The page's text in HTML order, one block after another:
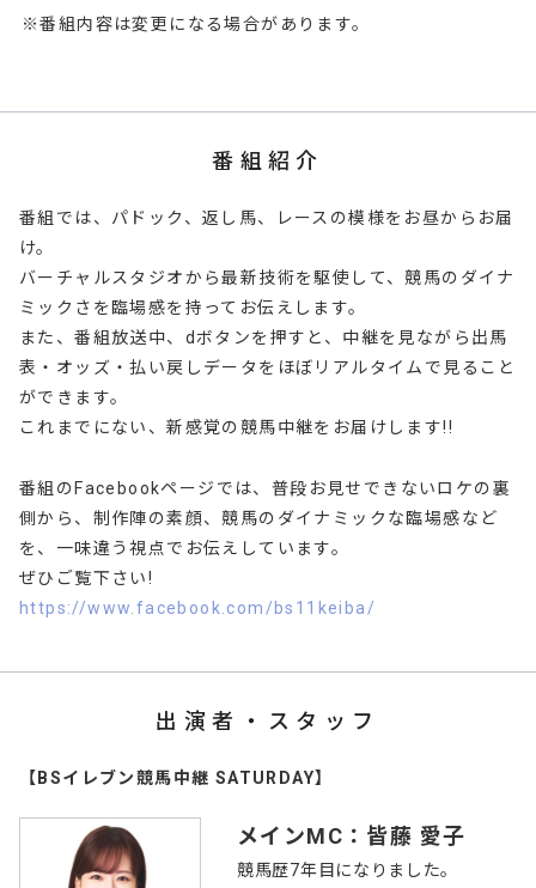
※番組内容は変更になる場合があります。
番組紹介
番組では、パドック、返し馬、レースの模様をお昼からお届
け。
バーチャルスタジオから最新技術を駆使して、競馬のダイナ
ミックさを臨場感を持ってお伝えします。
また、番組放送中、dボタンを押すと、中継を見ながら出馬
表・オッズ・払い戻しデータをほぼリアルタイムで見ること
ができます。
これまでにない、新感覚の競馬中継をお届けします!!
番組のFacebookページでは、普段お見せできないロケの裏
側から、制作陣の素顔、競馬のダイナミックな臨場感など
を、一味違う視点でお伝えしています。
ぜひご覧下さい!
https://www.facebook.com/bs11keiba/
出演者・スタッフ
【BSイレブン競馬中継 SATURDAY】
メインMC：皆藤 愛子
競馬歴7年目になりました。